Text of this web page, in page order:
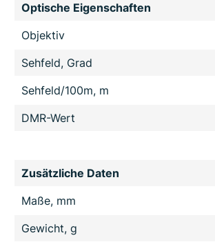
Optische Eigenschaften
Objektiv
Sehfeld, Grad
Sehfeld/100m, m
DMR-Wert
Zusätzliche Daten
Maße, mm
Gewicht, g